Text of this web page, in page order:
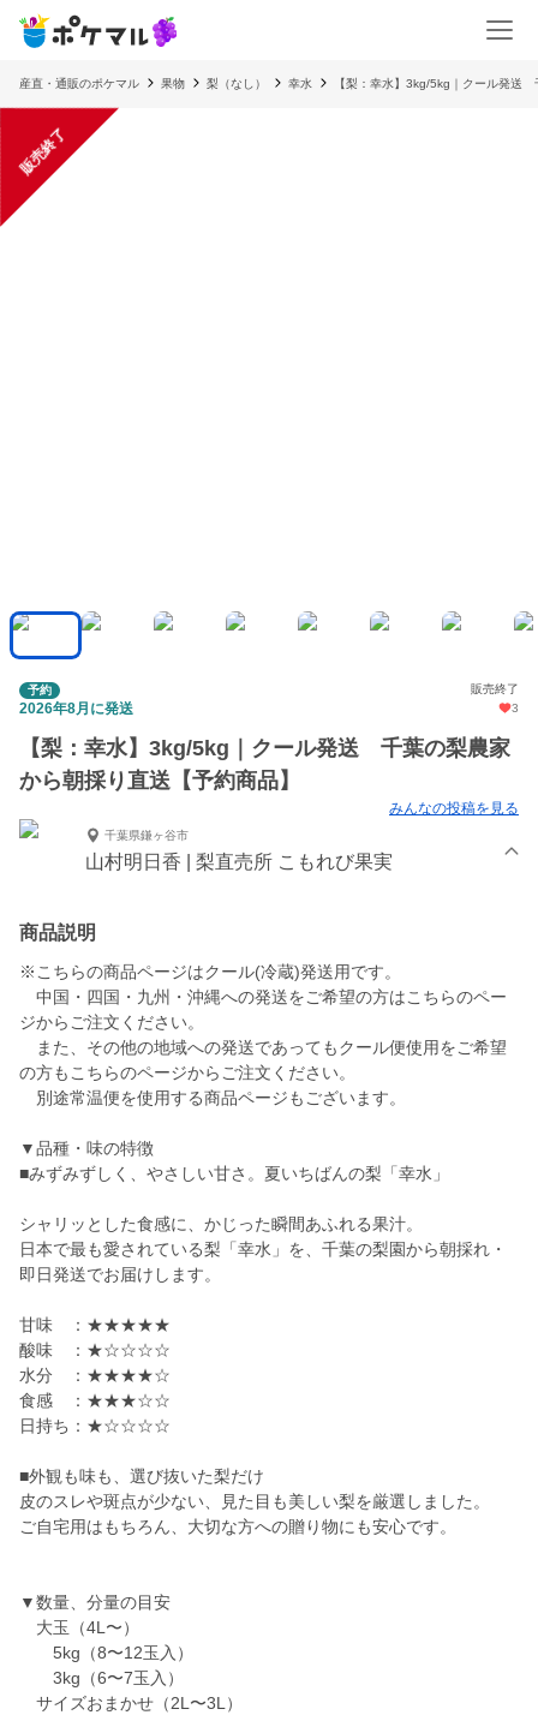
産直・通販のポケマル 果物 梨（なし） 幸水 【梨：幸水】3kg/5kg｜クール発送
販売終了
予約 販売終了
2026年8月に発送 3
【梨：幸水】3kg/5kg｜クール発送 千葉の梨農家
から朝採り直送【予約商品】
みんなの投稿を見る
千葉県鎌ヶ谷市
山村明日香 | 梨直売所 こもれび果実
商品説明
※こちらの商品ページはクール(冷蔵)発送用です。
中国・四国・九州・沖縄への発送をご希望の方はこちらのペー
ジからご注文ください。
また、その他の地域への発送であってもクール便使用をご希望
の方もこちらのページからご注文ください。
別途常温便を使用する商品ページもございます。
▼品種・味の特徴
■みずみずしく、やさしい甘さ。夏いちばんの梨「幸水」
シャリッとした食感に、かじった瞬間あふれる果汁。
日本で最も愛されている梨「幸水」を、千葉の梨園から朝採れ・
即日発送でお届けします。
甘味 ：★★★★★
酸味 ：★☆☆☆☆
水分 ：★★★★☆
食感 ：★★★☆☆
日持ち：★☆☆☆☆
■外観も味も、選び抜いた梨だけ
皮のスレや斑点が少ない、見た目も美しい梨を厳選しました。
ご自宅用はもちろん、大切な方への贈り物にも安心です。
▼数量、分量の目安
大玉（4L〜）
5kg（8〜12玉入）
3kg（6〜7玉入）
サイズおまかせ（2L〜3L）